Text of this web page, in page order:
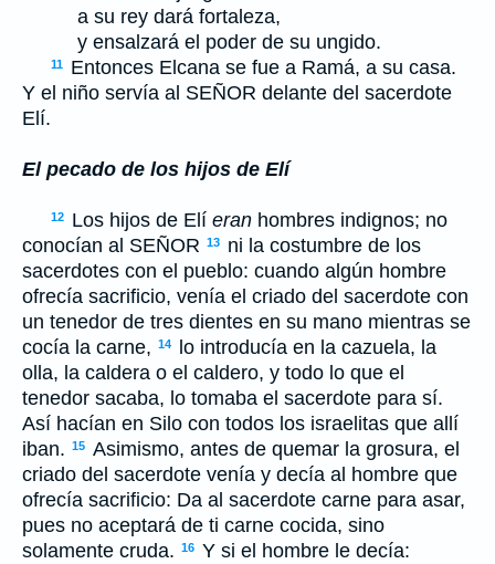
a su rey dará fortaleza,
y ensalzará el poder de su ungido.
11
Entonces Elcana se fue a Ramá, a su casa.
Y el niño servía al SEÑOR delante del sacerdote
Elí.
El pecado de los hijos de Elí
12 Los hijos de Elí eran hombres indignos; no
conocían al SEÑOR 13
ni la costumbre de los
sacerdotes con el pueblo: cuando algún hombre
ofrecía sacrificio, venía el criado del sacerdote con
un tenedor de tres dientes en su mano mientras se
cocía la carne, 14
lo introducía en la cazuela, la
olla, la caldera o el caldero, y todo lo que el
tenedor sacaba, lo tomaba el sacerdote para sí.
Así hacían en Silo con todos los israelitas que allí
iban. 15 Asimismo, antes de quemar la grosura, el
criado del sacerdote venía y decía al hombre que
ofrecía sacrificio: Da al sacerdote carne para asar,
pues no aceptará de ti carne cocida, sino
solamente cruda. 16 Y si el hombre le decía: